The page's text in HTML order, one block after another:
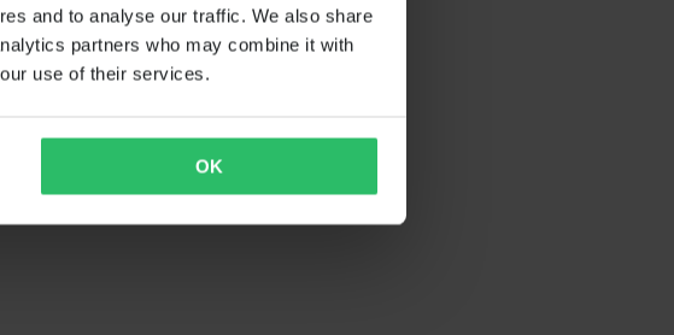
and to analyse our traffic. We also share
partners who may combine it with
use of their services.
OK